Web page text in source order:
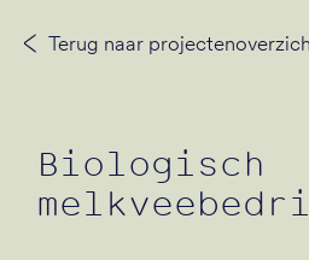
Terug naar
Biologisch